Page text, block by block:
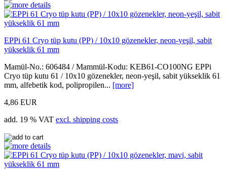
EPPi 61 Cryo tüp kutu (PP) / 10x10 gözenekler, neon-yeşil, sabit
yükseklik 61 mm
Mamül-No.: 606484 / Mammül-Kodu: KEB61-CO100NG EPPi
Cryo tüp kutu 61 / 10x10 gözenekler, neon-yeşil, sabit yükseklik 61
mm, alfebetik kod, polipropilen... [more]
4,86 EUR
add. 19 % VAT excl. shipping costs